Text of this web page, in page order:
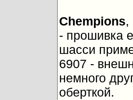
Chempions,
- прошивка
шасси
6907 -
немного
оберткой.